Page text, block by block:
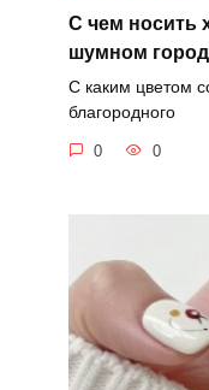
С чем носить
шумном
С каким цветом
благородного
0 0